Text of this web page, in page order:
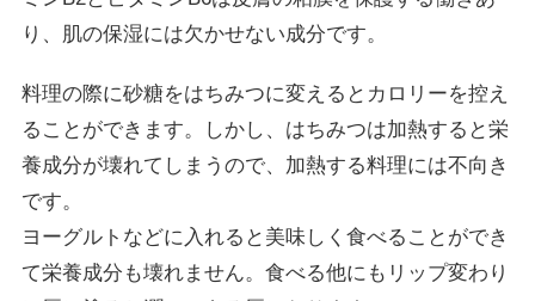
り、肌の保湿には欠かせない成分です。
料理の際に砂糖をはちみつに変えるとカロリーを控え
ることができます。しかし、はちみつは加熱すると栄
養成分が壊れてしまうので、加熱する料理には不向き
です。
ヨーグルトなどに入れると美味しく食べることができ
て栄養成分も壊れません。食べる他にもリップ変わり